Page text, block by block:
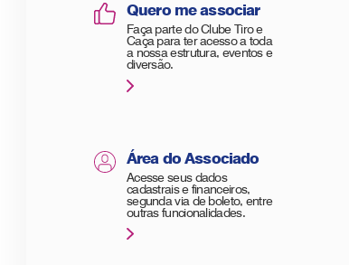
Quero me associar
Faça parte do Clube Tiro e
Caça para ter acesso a toda
a nossa estrutura, eventos e
diversão.
Área do Associado
Acesse seus dados
cadastrais e financeiros,
segunda via de boleto, entre
outras funcionalidades.